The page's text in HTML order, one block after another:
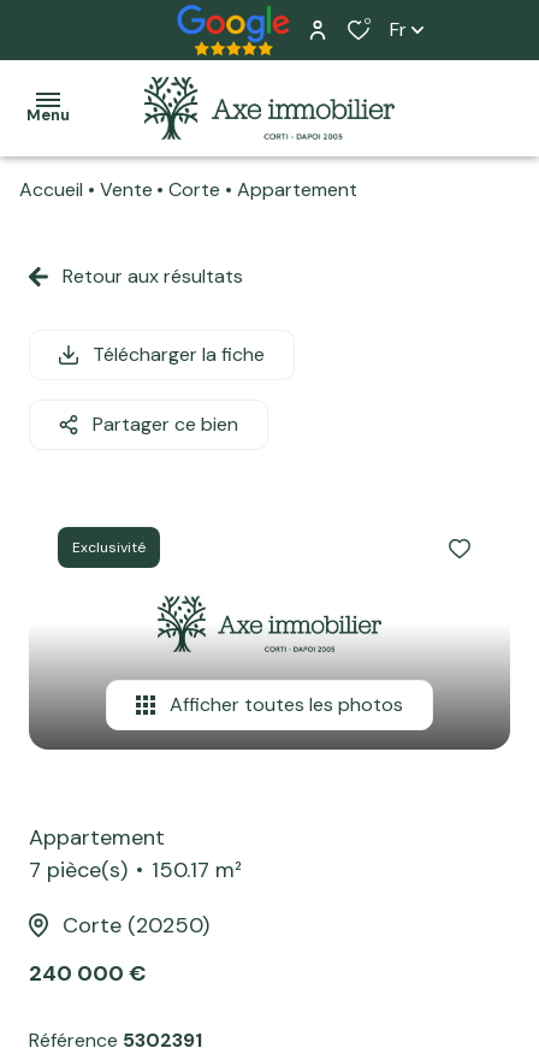
0 Fr
Menu
Ventes
Tous
biens
Local
professionnel
commercial
Biens
vendus
Tous
biens
professionnel
ou
commercial
Programme
Notre
L'équipe
Nos
services
Home
Avis
client
Contact
Accueil Vente Corte Appartement
Retour aux résultats
Télécharger la fiche
Partager ce bien
Exclusivité
Afficher toutes les photos
Appartement
7 pièce(s)
150.17 m²
Corte (20250)
240 000 €
Référence 5302391